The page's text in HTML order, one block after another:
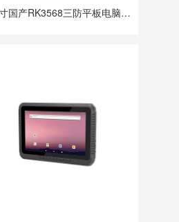
8英寸国产RK3568三防平板电脑 DTZ-R840E